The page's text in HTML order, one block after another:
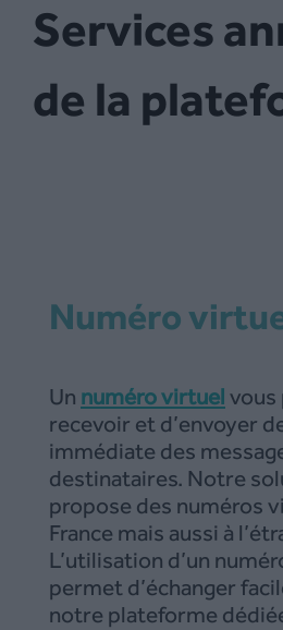
Services annexes
de la
Numéro
Un numéro virtuel vous
recevoir et d’envoyer
immédiate des
destinataires. Notre
propose des numéros
France mais aussi à
L’utilisation d’un
permet d’échanger
notre plateforme